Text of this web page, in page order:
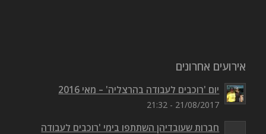
אירועים אחרונים
יום 'רוכבים לעבודה בהרצליה' – מאי 2016
21/08/2017 - 21:32
חברות שעובדיהן השתתפו בימי 'רוכבים לעבודה